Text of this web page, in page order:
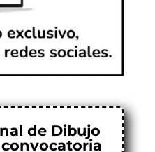
de Dibujo
convocatoria